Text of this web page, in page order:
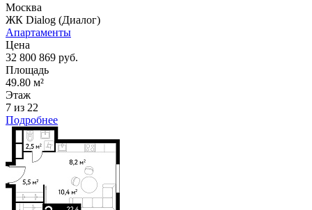
Москва
ЖК Dialog (Диалог)
Апартаменты
Цена
32 800 869 руб.
Площадь
49.80 м²
Этаж
7 из 22
Подробнее